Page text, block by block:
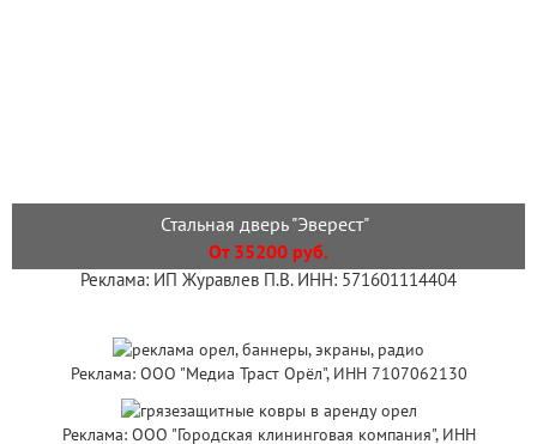
Стальная дверь "Эверест"
От 35200 руб.
Реклама: ИП Журавлев П.В. ИНН: 571601114404
Реклама: ООО "Медиа Траст Орёл", ИНН 7107062130
Реклама: ООО "Городская клининговая компания", ИНН